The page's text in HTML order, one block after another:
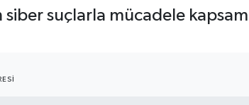
suçlarla mücadele